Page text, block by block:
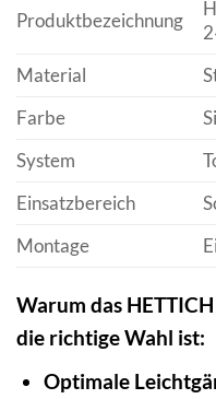
Produktbezeichnung
Material
Farbe
System
Einsatzbereich
Montage
Warum das
die richtige Wahl ist:
Optimale